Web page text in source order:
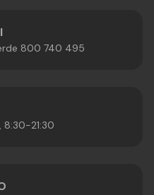
800 740 495
8:30-21:30